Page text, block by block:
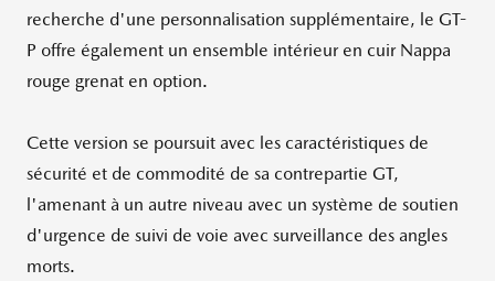
recherche d'une personnalisation supplémentaire, le GT-
P offre également un ensemble intérieur en cuir Nappa
rouge grenat en option.
Cette version se poursuit avec les caractéristiques de
sécurité et de commodité de sa contrepartie GT,
l'amenant à un autre niveau avec un système de soutien
d'urgence de suivi de voie avec surveillance des angles
morts.